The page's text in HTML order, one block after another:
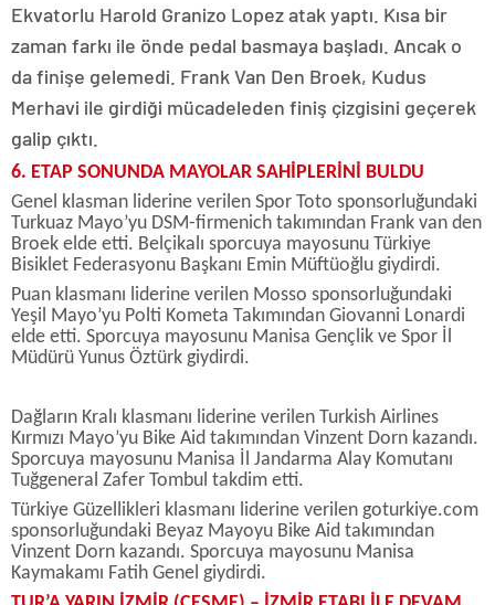
Ekvatorlu Harold Granizo Lopez atak yaptı. Kısa bir
zaman farkı ile önde pedal basmaya başladı. Ancak o
da finişe gelemedi. Frank Van Den Broek, Kudus
Merhavi ile girdiği mücadeleden finiş çizgisini geçerek
galip çıktı.
6. ETAP SONUNDA MAYOLAR SAHİPLERİNİ BULDU
Genel klasman liderine verilen Spor Toto sponsorluğundaki
Turkuaz Mayo’yu DSM-firmenich takımından Frank van den
Broek elde etti. Belçikalı sporcuya mayosunu Türkiye
Bisiklet Federasyonu Başkanı Emin Müftüoğlu giydirdi.
Puan klasmanı liderine verilen Mosso sponsorluğundaki
Yeşil Mayo’yu Polti Kometa Takımından Giovanni Lonardi
elde etti. Sporcuya mayosunu Manisa Gençlik ve Spor İl
Müdürü Yunus Öztürk giydirdi.
Dağların Kralı klasmanı liderine verilen Turkish Airlines
Kırmızı Mayo’yu Bike Aid takımından Vinzent Dorn kazandı.
Sporcuya mayosunu Manisa İl Jandarma Alay Komutanı
Tuğgeneral Zafer Tombul takdim etti.
Türkiye Güzellikleri klasmanı liderine verilen goturkiye.com
sponsorluğundaki Beyaz Mayoyu Bike Aid takımından
Vinzent Dorn kazandı. Sporcuya mayosunu Manisa
Kaymakamı Fatih Genel giydirdi.